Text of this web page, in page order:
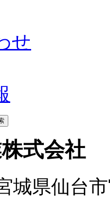
せ
式会社
城県仙台